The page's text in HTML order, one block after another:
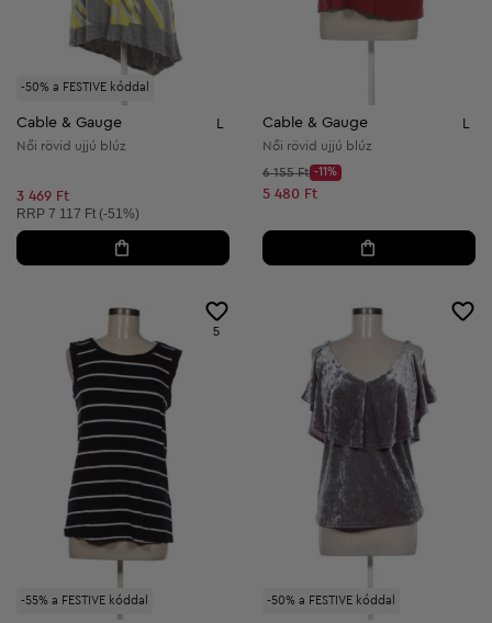
-50% a FESTIVE kóddal
Cable & Gauge
Női rövid ujjú blúz
3 469 Ft
Ajánlott ár:
RRP 7 117 Ft (-51%)
Cable & Gauge
Női rövid ujjú blúz
Kezdő ár:
6 155 Ft
Discount Price:
-11%
Csökkentett ár:
5 480 Ft
-55% a FESTIVE kóddal
5
-50% a FESTIVE kóddal